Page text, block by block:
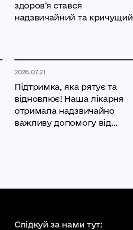
здоров’я стався
надзвичайний та кричущий
2026.07.21
Підтримка, яка рятує та
відновлює! Наша лікарня
отримала надзвичайно
важливу допомогу від
Слідкуй за нами тут: